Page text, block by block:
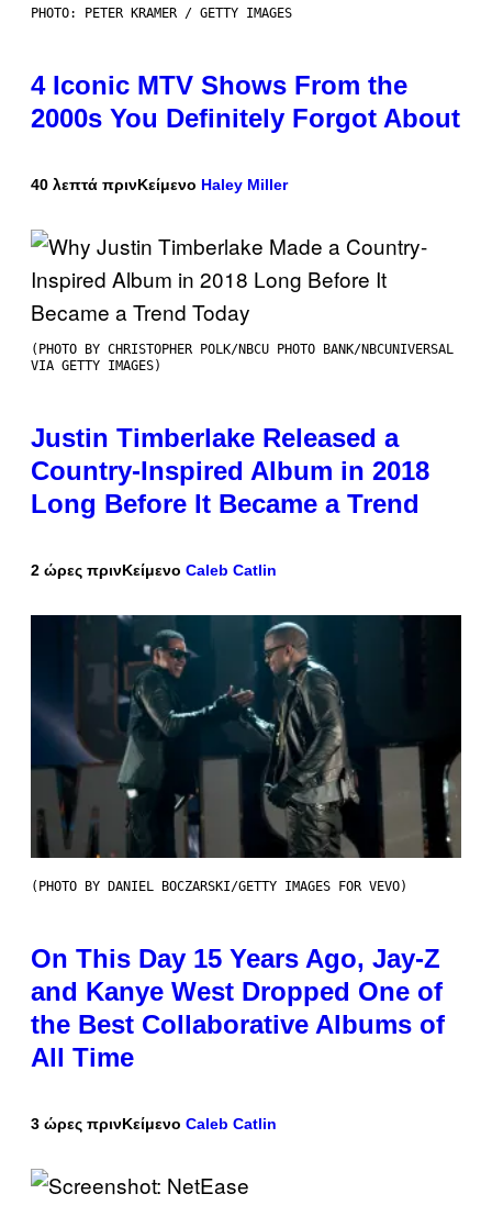
PHOTO: PETER KRAMER / GETTY IMAGES
4 Iconic MTV Shows From the
2000s You Definitely Forgot About
40 λεπτά πρινΚείμενο Haley Miller
(PHOTO BY CHRISTOPHER POLK/NBCU PHOTO BANK/NBCUNIVERSAL
VIA GETTY IMAGES)
Justin Timberlake Released a
Country-Inspired Album in 2018
Long Before It Became a Trend
2 ώρες πρινΚείμενο Caleb Catlin
(PHOTO BY DANIEL BOCZARSKI/GETTY IMAGES FOR VEVO)
On This Day 15 Years Ago, Jay-Z
and Kanye West Dropped One of
the Best Collaborative Albums of
All Time
3 ώρες πρινΚείμενο Caleb Catlin